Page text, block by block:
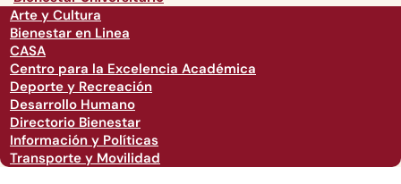
Arte y Cultura
Bienestar en Linea
CASA
Centro para la Excelencia Académica
Deporte y Recreación
Desarrollo Humano
Directorio Bienestar
Información y Políticas
Transporte y Movilidad